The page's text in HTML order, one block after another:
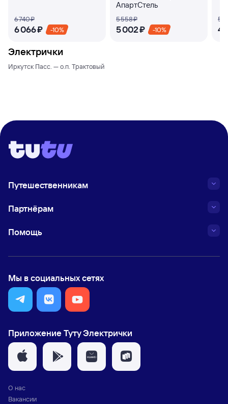
6 ⁠740 ⁠₽
6 ⁠066 ⁠₽ -10%
АпартСтель
5 ⁠558 ⁠₽
5 ⁠002 ⁠₽ -10%
5
4
Электрички
Иркутск Пасс. — о.п. Трактовый
Путешественникам
Партнёрам
Помощь
Мы в социальных сетях
Приложение Туту Электрички
О нас
Вакансии